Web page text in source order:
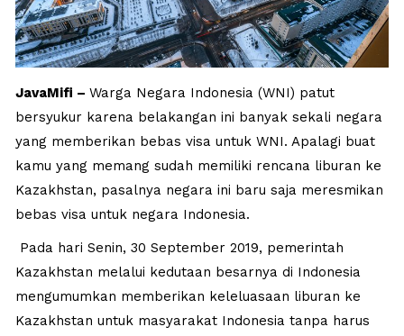
JavaMifi –Warga Negara Indonesia (WNI) patut
bersyukur karena belakangan ini banyak sekali negara
yang memberikan bebas visa untuk WNI. Apalagi buat
kamu yang memang sudah memiliki rencana liburan ke
Kazakhstan, pasalnya negara ini baru saja meresmikan
bebas visa untuk negara Indonesia.
Pada hari Senin, 30 September 2019, pemerintah
Kazakhstan melalui kedutaan besarnya di Indonesia
mengumumkan memberikan keleluasaan liburan ke
Kazakhstan untuk masyarakat Indonesia tanpa harus